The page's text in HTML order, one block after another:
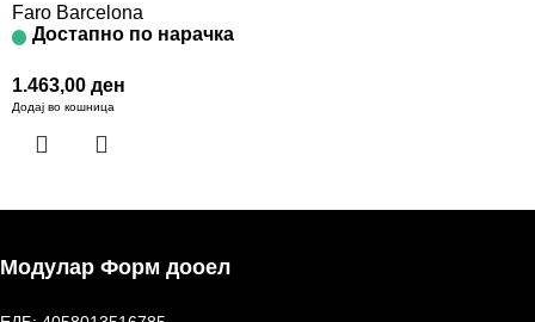
Faro Barcelona
Достапно по нарачка
1.463,00 ден
Додај во кошница
Модулар Форм дооел